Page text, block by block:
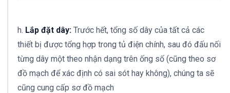
h. Lắp đặt dây: Trước hết, tổng số dây của tất cả các
thiết bị được tổng hợp trong tủ điện chính, sau đó đấu nối
từng dây một theo nhận dạng trên ống số (cũng theo sơ
đồ mạch để xác định có sai sót hay không), chúng ta sẽ
cũng cung cấp sơ đồ mạch